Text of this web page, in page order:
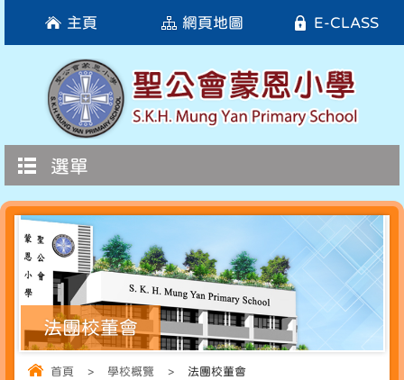
選單
E-CLASS
網頁地圖
主頁
法團校董會
首頁 > 學校概覽 > 法團校董會